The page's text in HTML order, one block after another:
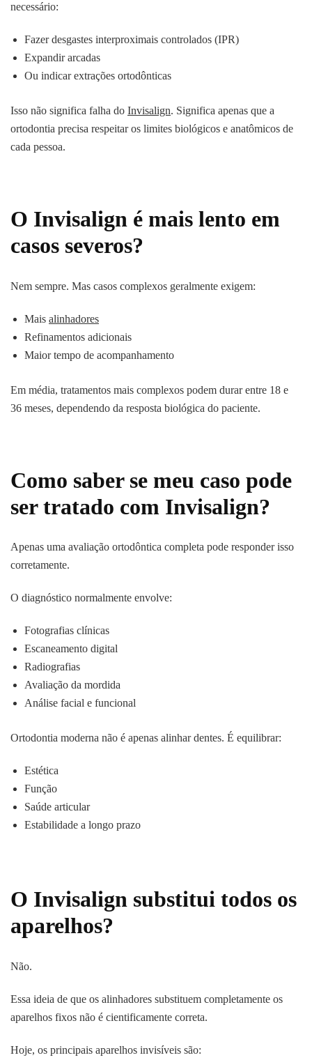
necessário:
Fazer desgastes interproximais controlados (IPR)
Expandir arcadas
Ou indicar extrações ortodônticas
Isso não significa falha do Invisalign. Significa apenas que a
ortodontia precisa respeitar os limites biológicos e anatômicos de
cada pessoa.
O Invisalign é mais lento em
casos severos?
Nem sempre. Mas casos complexos geralmente exigem:
Mais alinhadores
Refinamentos adicionais
Maior tempo de acompanhamento
Em média, tratamentos mais complexos podem durar entre 18 e
36 meses, dependendo da resposta biológica do paciente.
Como saber se meu caso pode
ser tratado com Invisalign?
Apenas uma avaliação ortodôntica completa pode responder isso
corretamente.
O diagnóstico normalmente envolve:
Fotografias clínicas
Escaneamento digital
Radiografias
Avaliação da mordida
Análise facial e funcional
Ortodontia moderna não é apenas alinhar dentes. É equilibrar:
Estética
Função
Saúde articular
Estabilidade a longo prazo
O Invisalign substitui todos os
aparelhos?
Não.
Essa ideia de que os alinhadores substituem completamente os
aparelhos fixos não é cientificamente correta.
Hoje, os principais aparelhos invisíveis são: